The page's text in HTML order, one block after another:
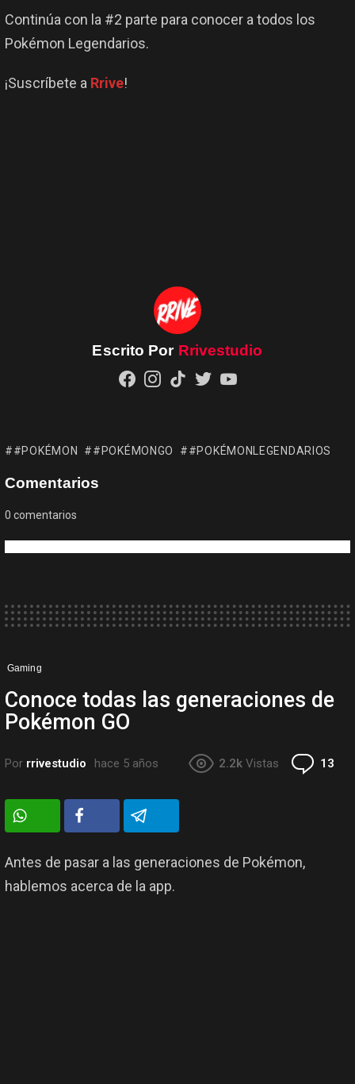
Continúa con la #2 parte para conocer a todos los
Pokémon Legendarios.
¡Suscríbete a Rrive!
Escrito Por Rrivestudio
facebookinstagram
#POKÉMON #POKÉMONGO #POKÉMONLEGENDARIOS
Comentarios
0 comentarios
Gaming
Conoce todas las generaciones de
Pokémon GO
Por rrivestudio hace 5 años 2.2k Vistas 13
Antes de pasar a las generaciones de Pokémon,
hablemos acerca de la app.